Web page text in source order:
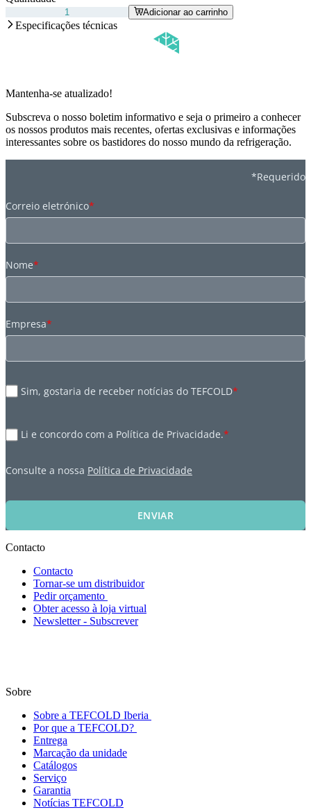
Adicionar ao carrinho
Especificações técnicas
Mantenha-se atualizado!
Subscreva o nosso boletim informativo e seja o primeiro a conhecer
os nossos produtos mais recentes, ofertas exclusivas e informações
interessantes sobre os bastidores do nosso mundo da refrigeração.
*Requerido
Correio eletrónico*
Nome*
Empresa*
Sim, gostaria de receber notícias do TEFCOLD*
Li e concordo com a Política de Privacidade.*
Consulte a nossa Política de Privacidade
ENVIAR
Contacto
Contacto
Tornar-se um distribuidor
Pedir orçamento
Obter acesso à loja virtual
Newsletter - Subscrever
Sobre
Sobre a TEFCOLD Iberia
Por que a TEFCOLD?
Entrega
Marcação da unidade
Catálogos
Serviço
Garantia
Notícias TEFCOLD